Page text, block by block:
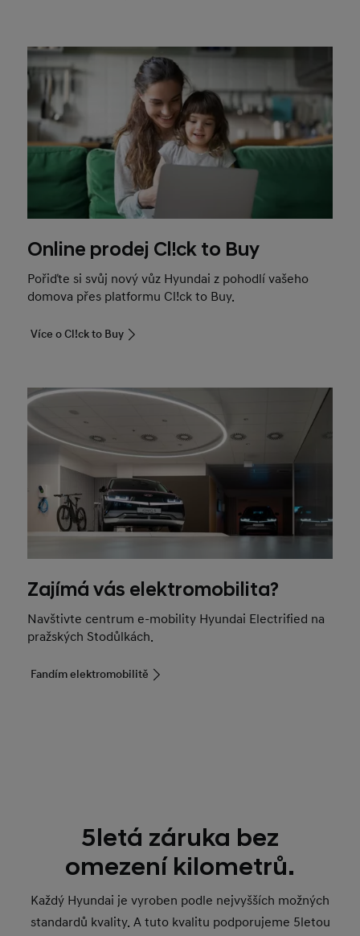
Online prodej Cl!ck to Buy
Pořiďte si svůj nový vůz Hyundai z pohodlí vašeho
domova přes platformu Cl!ck to Buy.
Více o Cl!ck to Buy
Zajímá vás elektromobilita?
Navštivte centrum e-mobility Hyundai Electrified na
pražských Stodůlkách.
Fandím elektromobilitě
5letá záruka bez
omezení kilometrů.
Každý Hyundai je vyroben podle nejvyšších možných
standardů kvality. A tuto kvalitu podporujeme 5letou